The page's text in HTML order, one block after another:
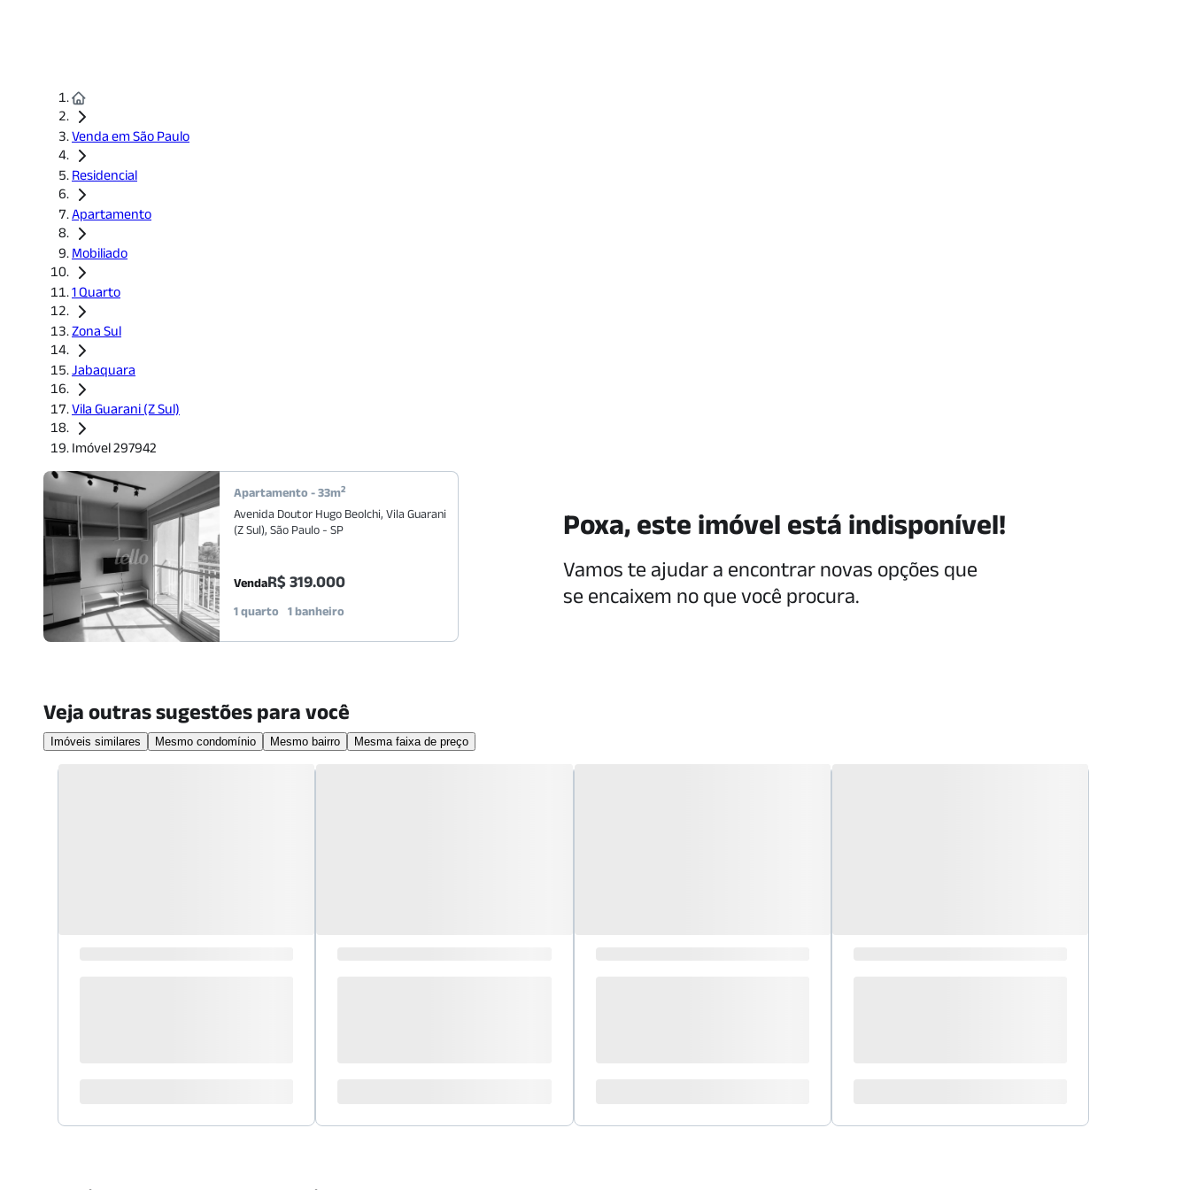
Venda em São Paulo
Residencial
Apartamento
Mobiliado
1 Quarto
Zona Sul
Jabaquara
Vila Guarani (Z Sul)
Imóvel 297942
Apartamento -33m2
Avenida Doutor Hugo Beolchi, Vila Guarani
(Z Sul), São Paulo - SP
VendaR$ 319.000
1 quarto 1 banheiro
Poxa, este imóvel está indisponível!
Vamos te ajudar a encontrar novas opções que
se encaixem no que você procura.
Veja outras sugestões para você
Imóveis similares Mesmo condomínio Mesmo bairro Mesma faixa de preço